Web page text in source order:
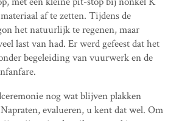
af te zetten. Tijdens de
het natuurlijk te regenen, maar
last van had. Er werd gefeest dat het
begeleiding van vuurwerk en de
nog wat blijven plakken
evalueren, u kent dat wel. Om